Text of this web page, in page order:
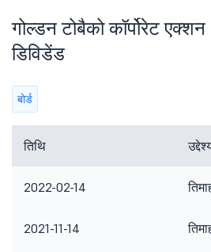
गोल्डन टोबैको कॉर्पोरेट
डिविडेंड
बोर्ड
तिथि
2022-02-14
2021-11-14